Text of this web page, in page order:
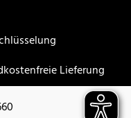
Lieferung